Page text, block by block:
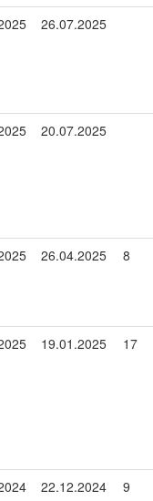
26.07.2025
20.07.2025
26.04.2025 8
19.01.2025 17
22.12.2024 9